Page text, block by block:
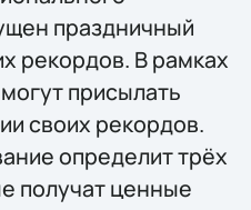
праздничный
рекордов. В рамках
присылать
своих рекордов.
определит трёх
получат ценные